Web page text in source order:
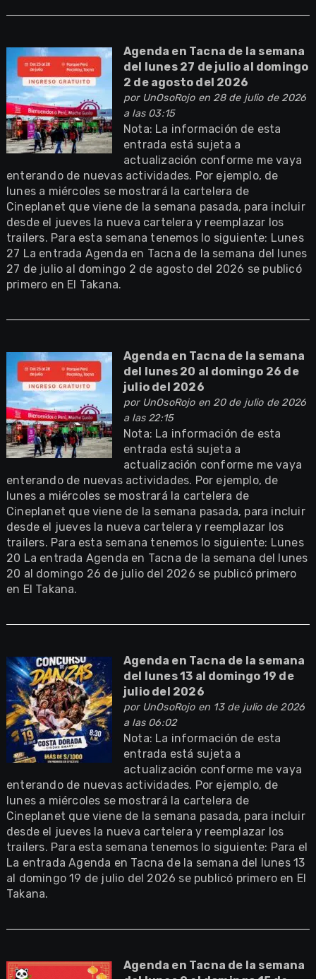
Agenda en Tacna de la semana
del lunes 27 de julio al domingo
2 de agosto del 2026
por UnOsoRojoen 28 de julio de 2026
a las 03:15
Nota: La información de esta
entrada está sujeta a
actualización conforme me vaya
enterando de nuevas actividades. Por ejemplo, de
lunes a miércoles se mostrará la cartelera de
Cineplanet que viene de la semana pasada, para incluir
desde el jueves la nueva cartelera y reemplazar los
trailers. Para esta semana tenemos lo siguiente: Lunes
27 La entrada Agenda en Tacna de la semana del lunes
27 de julio al domingo 2 de agosto del 2026 se publicó
primero en El Takana.
Agenda en Tacna de la semana
del lunes 20 al domingo 26 de
julio del 2026
por UnOsoRojoen 20 de julio de 2026
a las 22:15
Nota: La información de esta
entrada está sujeta a
actualización conforme me vaya
enterando de nuevas actividades. Por ejemplo, de
lunes a miércoles se mostrará la cartelera de
Cineplanet que viene de la semana pasada, para incluir
desde el jueves la nueva cartelera y reemplazar los
trailers. Para esta semana tenemos lo siguiente: Lunes
20 La entrada Agenda en Tacna de la semana del lunes
20 al domingo 26 de julio del 2026 se publicó primero
en El Takana.
Agenda en Tacna de la semana
del lunes 13 al domingo 19 de
julio del 2026
por UnOsoRojoen 13 de julio de 2026
a las 06:02
Nota: La información de esta
entrada está sujeta a
actualización conforme me vaya
enterando de nuevas actividades. Por ejemplo, de
lunes a miércoles se mostrará la cartelera de
Cineplanet que viene de la semana pasada, para incluir
desde el jueves la nueva cartelera y reemplazar los
trailers. Para esta semana tenemos lo siguiente: Para el
La entrada Agenda en Tacna de la semana del lunes 13
al domingo 19 de julio del 2026 se publicó primero en El
Takana.
Agenda en Tacna de la semana